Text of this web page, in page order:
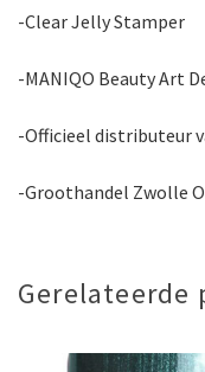
-Clear Jelly Stamper
-MANIQO Beauty Art
-Officieel distributeur
-Groothandel Zwolle
Gerelateerde